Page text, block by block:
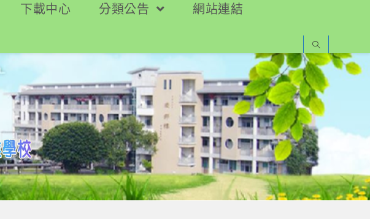
下載中心 分類公告
網站連結